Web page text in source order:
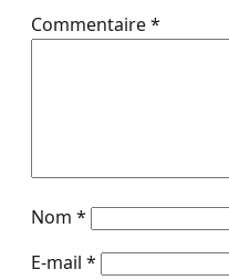
Commentaire*
Nom *
E-mail *